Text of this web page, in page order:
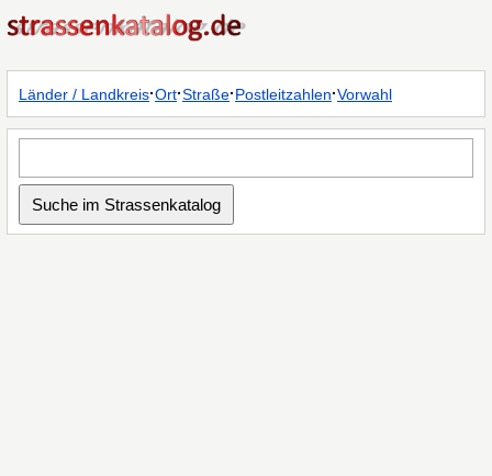
Länder / Landkreis·Ort·Straße·Postleitzahlen·Vorwahl